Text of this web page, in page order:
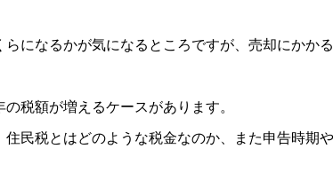
になるかが気になるところですが、売却にかか
税額が増えるケースがあります。
民税とはどのような税金なのか、また申告時期